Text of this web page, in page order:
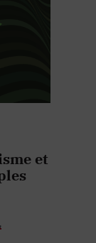
et